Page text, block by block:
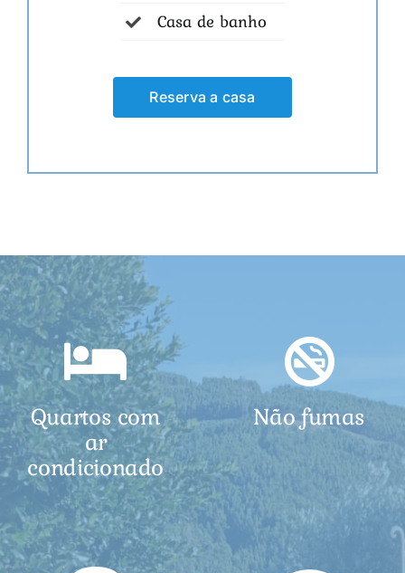
Casa de banho
Reserva a casa
Quartos com
ar
condicionado
Não fumas